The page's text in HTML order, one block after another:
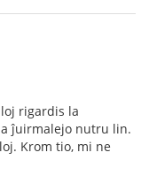
rigardis la
ĵuirmalejo nutru lin.
Krom tio, mi ne